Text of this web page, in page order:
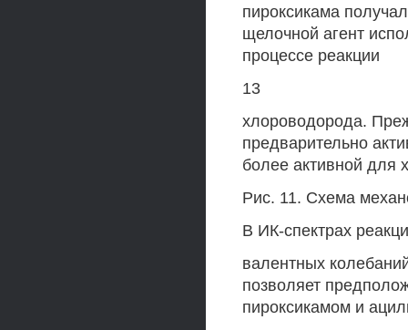
пироксикама
щелочной агент
процессе реакции
13
хлороводорода.
предварительно
более активной для
Рис. 11. Схема
В ИК-спектрах
валентных
позволяет
пироксикамом и